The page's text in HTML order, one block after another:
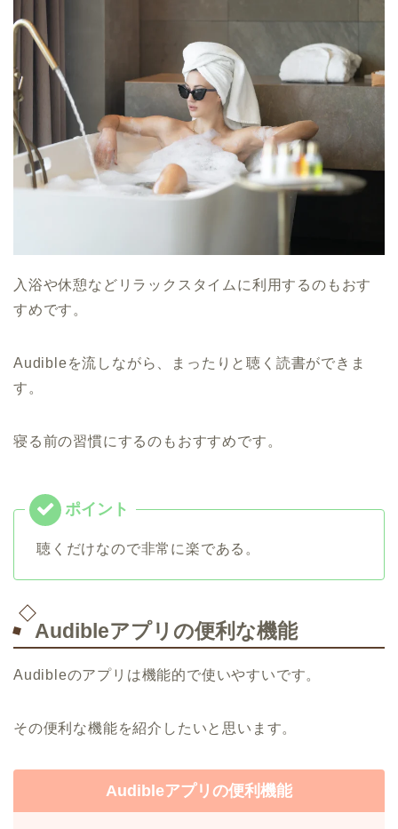
入浴や休憩などリラックスタイムに利用するのもおす
すめです。
Audibleを流しながら、まったりと聴く読書ができま
す。
寝る前の習慣にするのもおすすめです。
聴くだけなので非常に楽である。
Audibleアプリの便利な機能
Audibleのアプリは機能的で使いやすいです。
その便利な機能を紹介したいと思います。
Audibleアプリの便利機能